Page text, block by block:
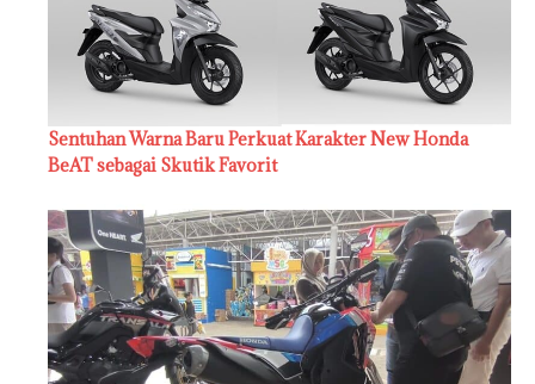
Sentuhan Warna Baru Perkuat Karakter New Honda
BeAT sebagai Skutik Favorit